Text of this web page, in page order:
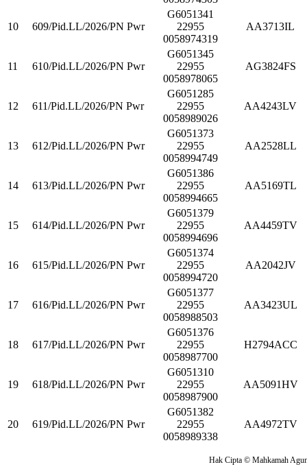
10 609/Pid.LL/2026/PN Pwr
G6051341
22955
0058974319
AA3713IL
11 610/Pid.LL/2026/PN Pwr
G6051345
22955
0058978065
AG3824FS
12 611/Pid.LL/2026/PN Pwr
G6051285
22955
0058989026
AA4243LV
13 612/Pid.LL/2026/PN Pwr
G6051373
22955
0058994749
AA2528LL
14 613/Pid.LL/2026/PN Pwr
G6051386
22955
0058994665
AA5169TL
15 614/Pid.LL/2026/PN Pwr
G6051379
22955
0058994696
AA4459TV
16 615/Pid.LL/2026/PN Pwr
G6051374
22955
0058994720
AA2042JV
17 616/Pid.LL/2026/PN Pwr
G6051377
22955
0058988503
AA3423UL
18 617/Pid.LL/2026/PN Pwr
G6051376
22955
0058987700
H2794ACC
19 618/Pid.LL/2026/PN Pwr
G6051310
22955
0058987900
AA5091HV
20 619/Pid.LL/2026/PN Pwr
G6051382
22955
0058989338
AA4972TV
Hak Cipta © Mahkamah